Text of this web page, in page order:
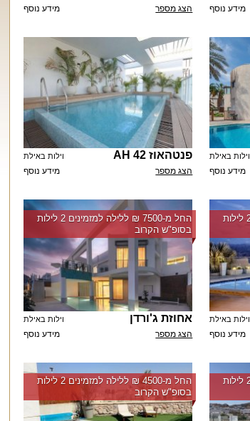
מידע נוסף מידע נוסף הצג מספר
וילות באילת
מידע נוסף
פנטהאוז AH 42 וילות באילת
מידע נוסף הצג מספר
החל מ-‏6000 ₪ ללילה למזמינים 2 לילות
וילות באילת
מידע נוסף
החל מ-‏7500 ₪ ללילה למזמינים 2 לילות
בסופ"ש הקרוב
אחוזת ג'ורדן וילות באילת
מידע נוסף הצג מספר
החל מ-‏6000 ₪ ללילה למזמינים 2 לילות
החל מ-‏4500 ₪ ללילה למזמינים 2 לילות
בסופ"ש הקרוב